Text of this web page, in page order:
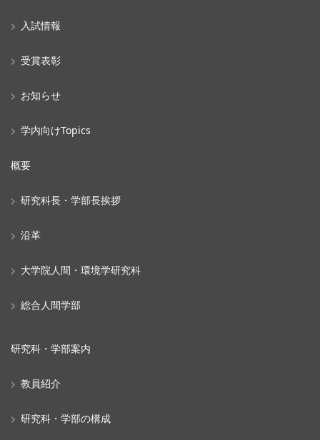
入試情報
受賞表彰
お知らせ
学内向けTopics
概要
研究科長・学部長挨拶
沿革
大学院人間・環境学研究科
総合人間学部
研究科・学部案内
教員紹介
研究科・学部の構成